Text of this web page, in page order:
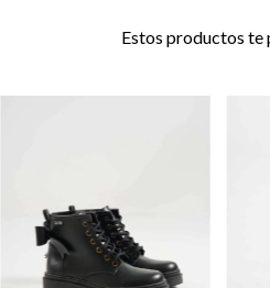
Estos productos te